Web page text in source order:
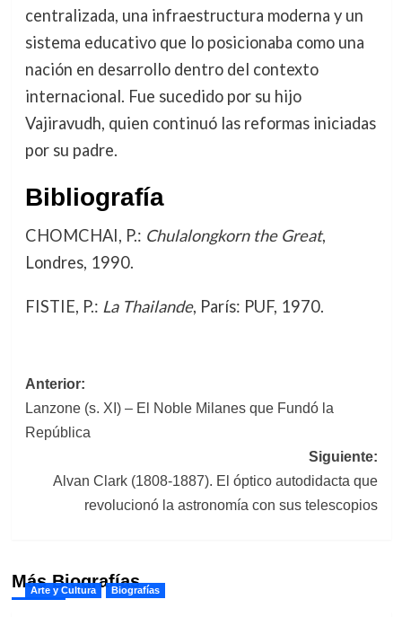
centralizada, una infraestructura moderna y un
sistema educativo que lo posicionaba como una
nación en desarrollo dentro del contexto
internacional. Fue sucedido por su hijo
Vajiravudh, quien continuó las reformas iniciadas
por su padre.
Bibliografía
CHOMCHAI, P.: Chulalongkorn the Great,
Londres, 1990.
FISTIE, P.: La Thailande, París: PUF, 1970.
Navegación
de
entradas
Anterior:
Lanzone (s. XI) – El Noble Milanes que Fundó la
República
Siguiente:
Alvan Clark (1808-1887). El óptico autodidacta que
revolucionó la astronomía con sus telescopios
Más Biografías
Arte y Cultura Biografías